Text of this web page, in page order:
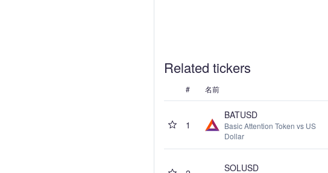
Related tickers
# 名前
1
BATUSD
Basic Attention Token vs US
Dollar
SOLUSD